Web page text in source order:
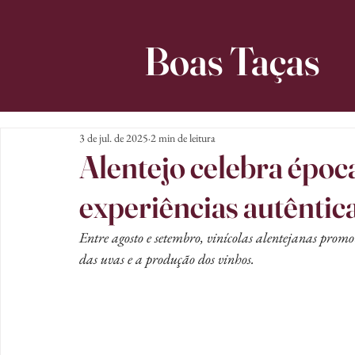
Boas Taças
Alentejo celebra
experiências
3 de jul. de 2025 2 min de leitura
Entre agosto e setembro, vinícolas alentejanas
das uvas e a produção dos vinhos.